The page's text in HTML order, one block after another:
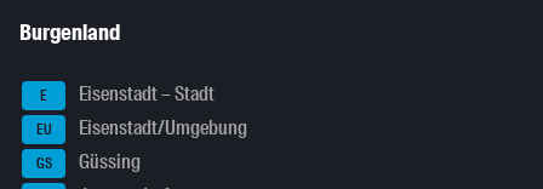
Burgenland
E Eisenstadt – Stadt
EU Eisenstadt/Umgebung
GS Güssing